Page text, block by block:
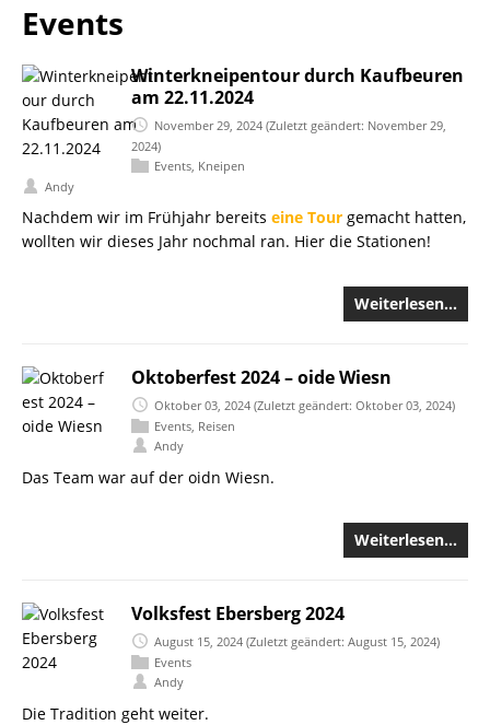
Events
Winterkneipentour durch Kaufbeuren
am 22.11.2024
November 29, 2024 (Zuletzt geändert: November 29,
2024)
Events Kneipen
Andy
Nachdem wir im Frühjahr bereits eine Tour gemacht hatten,
wollten wir dieses Jahr nochmal ran. Hier die Stationen!
Weiterlesen…
Oktoberfest 2024 – oide Wiesn
Oktober 03, 2024 (Zuletzt geändert: Oktober 03, 2024)
Events Reisen
Andy
Das Team war auf der oidn Wiesn.
Weiterlesen…
Volksfest Ebersberg 2024
August 15, 2024 (Zuletzt geändert: August 15, 2024)
Events
Andy
Die Tradition geht weiter.